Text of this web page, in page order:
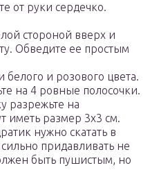
от руки сердечко.
стороной вверх и
Обведите ее простым
белого и розового цвета.
на 4 ровные полосочки.
разрежьте на
иметь размер 3х3 см.
нужно скатать в
придавливать не
быть пушистым, но